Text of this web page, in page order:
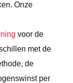
Onze
voor de
met de
de
per